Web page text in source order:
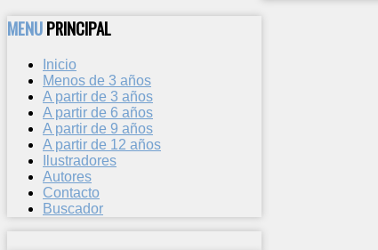
MENUPRINCIPAL
Inicio
Menos de 3 años
A partir de 3 años
A partir de 6 años
A partir de 9 años
A partir de 12 años
Ilustradores
Autores
Contacto
Buscador